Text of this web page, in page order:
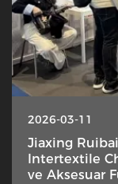
2026-03-11
Jiaxing
Intertextile
ve Aksesuar